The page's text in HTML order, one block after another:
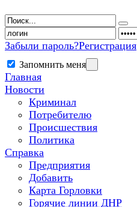
Забыли пароль?Регистрация
Запомнить меня
Главная
Новости
Криминал
Потребителю
Происшествия
Политика
Справка
Предприятия
Добавить
Карта Горловки
Горячие линии ДНР